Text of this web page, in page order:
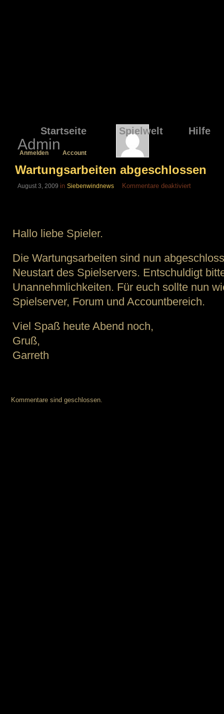
Startseite Spielwelt Hilfe
Admin
Anmelden Account
Wartungsarbeiten abgeschlossen
August 3, 2009 in Siebenwindnews Kommentare deaktiviertfür
Hallo liebe Spieler.
Die Wartungsarbeiten sind nun
Neustart des Spielservers. Entschuldigt
Unannehmlichkeiten. Für euch sollte nun
Spielserver, Forum und Accountbereich.
Viel Spaß heute Abend noch,
Gruß,
Garreth
Kommentare sind geschlossen.